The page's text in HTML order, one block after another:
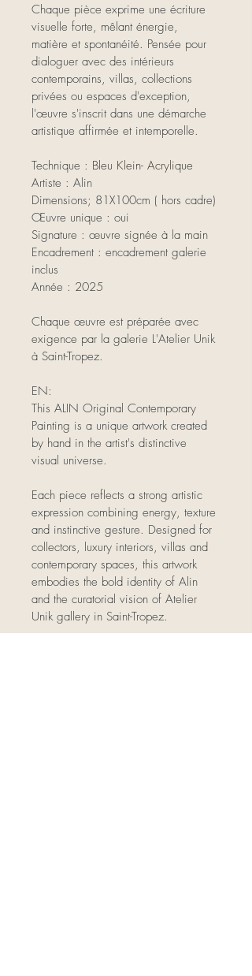
Chaque pièce exprime une écriture
visuelle forte, mêlant énergie,
matière et spontanéité. Pensée pour
dialoguer avec des intérieurs
contemporains, villas, collections
privées ou espaces d'exception,
l'œuvre s'inscrit dans une démarche
artistique affirmée et intemporelle.
Technique : Bleu Klein- Acrylique
Artiste : Alin
Dimensions; 81X100cm ( hors cadre)
Œuvre unique : oui
Signature : œuvre signée à la main
Encadrement : encadrement galerie
inclus
Année : 2025
Chaque œuvre est préparée avec
exigence par la galerie L'Atelier Unik
à Saint-Tropez.
EN:
This ALIN Original Contemporary
Painting is a unique artwork created
by hand in the artist's distinctive
visual universe.
Each piece reflects a strong artistic
expression combining energy, texture
and instinctive gesture. Designed for
collectors, luxury interiors, villas and
contemporary spaces, this artwork
embodies the bold identity of Alin
and the curatorial vision of Atelier
Unik gallery in Saint-Tropez.